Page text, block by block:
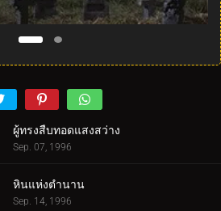
ผู้ทรงสืบทอดแสงสว่าง
Sep. 07, 1996
หินแห่งตำนาน
Sep. 14, 1996